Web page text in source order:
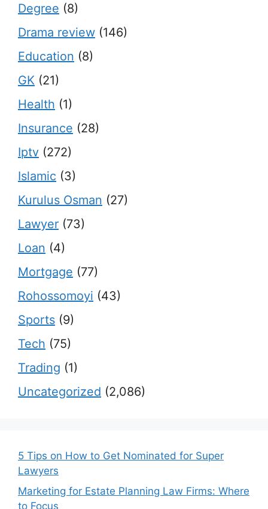
Degree (8)
Drama review (146)
Education (8)
GK (21)
Health (1)
Insurance (28)
Iptv (272)
Islamic (3)
Kurulus Osman (27)
Lawyer (73)
Loan (4)
Mortgage (77)
Rohossomoyi (43)
Sports (9)
Tech (75)
Trading (1)
Uncategorized (2,086)
5 Tips on How to Get Nominated for Super
Lawyers
Marketing for Estate Planning Law Firms: Where
to Focus